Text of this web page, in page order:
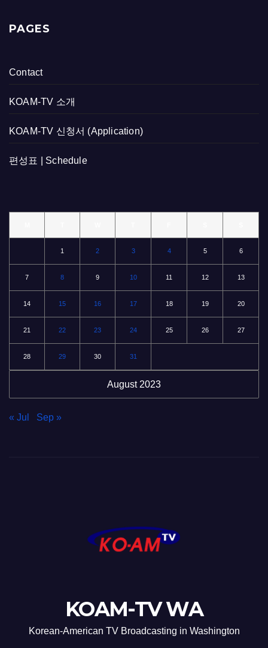
PAGES
Contact
KOAM-TV 소개
KOAM-TV 신청서 (Application)
편성표 | Schedule
August 2023
1 2 3 4 5 6
7 8 9 10 11 12 13
14 15 16 17 18 19 20
21 22 23 24 25 26 27
28 29 30 31
« Jul Sep »
KOAM-TV WA
Korean-American TV Broadcasting in Washington